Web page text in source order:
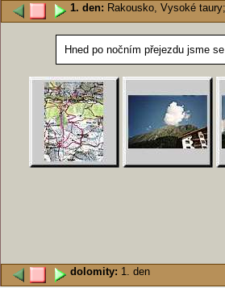
1. den: Rakousko, Vysoké
Hned po nočním přejezdu jsme
dolomity: 1. den